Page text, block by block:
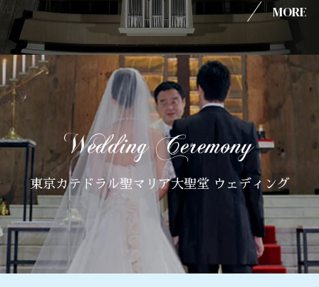
MORE
東京カテドラル聖マリア大聖堂 ウェディング